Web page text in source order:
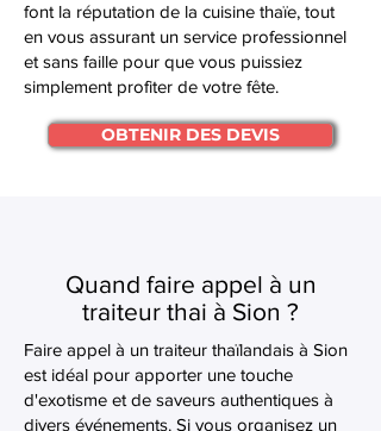
font la réputation de la cuisine thaïe, tout
en vous assurant un service professionnel
et sans faille pour que vous puissiez
simplement profiter de votre fête.
OBTENIR DES DEVIS
Quand faire appel à un
traiteur thai à Sion ?
Faire appel à un traiteur thaïlandais à Sion
est idéal pour apporter une touche
d'exotisme et de saveurs authentiques à
divers événements. Si vous organisez un